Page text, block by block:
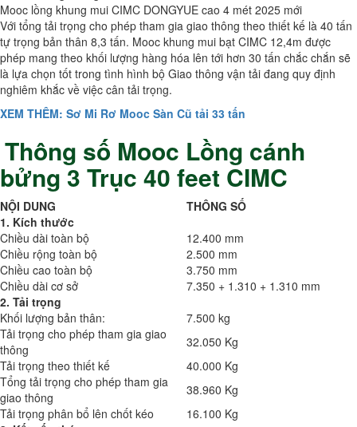
Mooc lồng khung mui CIMC DONGYUE cao 4 mét 2025 mới
Với tổng tải trọng cho phép tham gia giao thông theo thiết kế là 40 tấn
tự trọng bản thân 8,3 tấn. Mooc khung mui bạt CIMC 12,4m được
phép mang theo khối lượng hàng hóa lên tới hơn 30 tấn chắc chắn sẽ
là lựa chọn tốt trong tình hình bộ Giao thông vận tải đang quy định
nghiêm khắc về việc cân tải trọng.
XEM THÊM: Sơ Mi Rơ Mooc Sàn Cũ tải 33 tấn
Thông số Mooc Lồng cánh
bửng 3 Trục 40 feet CIMC
NỘI DUNG
THÔNG SỐ
1. Kích thước
Chiều dài toàn bộ
12.400 mm
Chiều rộng toàn bộ
2.500 mm
Chiều cao toàn bộ
3.750 mm
Chiều dài cơ sở
7.350 + 1.310 + 1.310 mm
2. Tải trọng
Khối lượng bản thân:
7.500 kg
Tải trọng cho phép tham gia giao
thông
32.050 Kg
Tải trọng theo thiết kế
40.000 Kg
Tổng tải trọng cho phép tham gia
giao thông
38.960 Kg
Tải trọng phân bổ lên chốt kéo
16.100 Kg